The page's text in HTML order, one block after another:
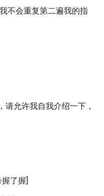
不会重复第二遍我的指
请允许我自我介绍一下，
了握]